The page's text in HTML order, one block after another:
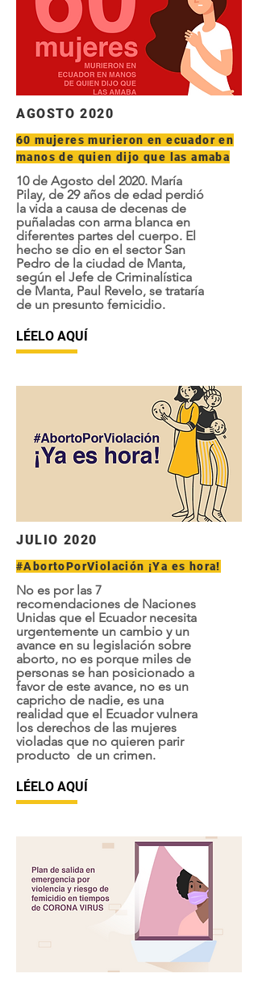
AGOSTO 2020
60 mujeres murieron en ecuador en
manos de quien dijo que las amaba
10 de Agosto del 2020. María
Pilay, de 29 años de edad perdió
la vida a causa de decenas de
puñaladas con arma blanca en
diferentes partes del cuerpo. El
hecho se dio en el sector San
Pedro de la ciudad de Manta,
según el Jefe de Criminalística
de Manta, Paul Revelo, se trataría
de un presunto femicidio.
LÉELO AQUÍ
JULIO 2020
#AbortoPorViolación ¡Ya es hora!
No es por las 7
recomendaciones de Naciones
Unidas que el Ecuador necesita
urgentemente un cambio y un
avance en su legislación sobre
aborto, no es porque miles de
personas se han posicionado a
favor de este avance, no es un
capricho de nadie, es una
realidad que el Ecuador vulnera
los derechos de las mujeres
violadas que no quieren parir
producto de un crimen.
LÉELO AQUÍ